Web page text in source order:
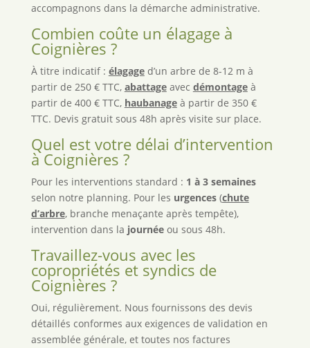
accompagnons dans la démarche administrative.
Combien coûte un élagage à
Coignières ?
À titre indicatif : élagaged’un arbre de 8-12 m à
partir de 250 € TTC, abattageavec démontageà
partir de 400 € TTC, haubanageà partir de 350 €
TTC. Devis gratuit sous 48h après visite sur place.
Quel est votre délai d’intervention
à Coignières ?
Pour les interventions standard : 1 à 3 semaines
selon notre planning. Pour les urgences(chute
d’arbre, branche menaçante après tempête),
intervention dans la journéeou sous 48h.
Travaillez-vous avec les
copropriétés et syndics de
Coignières ?
Oui, régulièrement. Nous fournissons des devis
détaillés conformes aux exigences de validation en
assemblée générale, et toutes nos factures